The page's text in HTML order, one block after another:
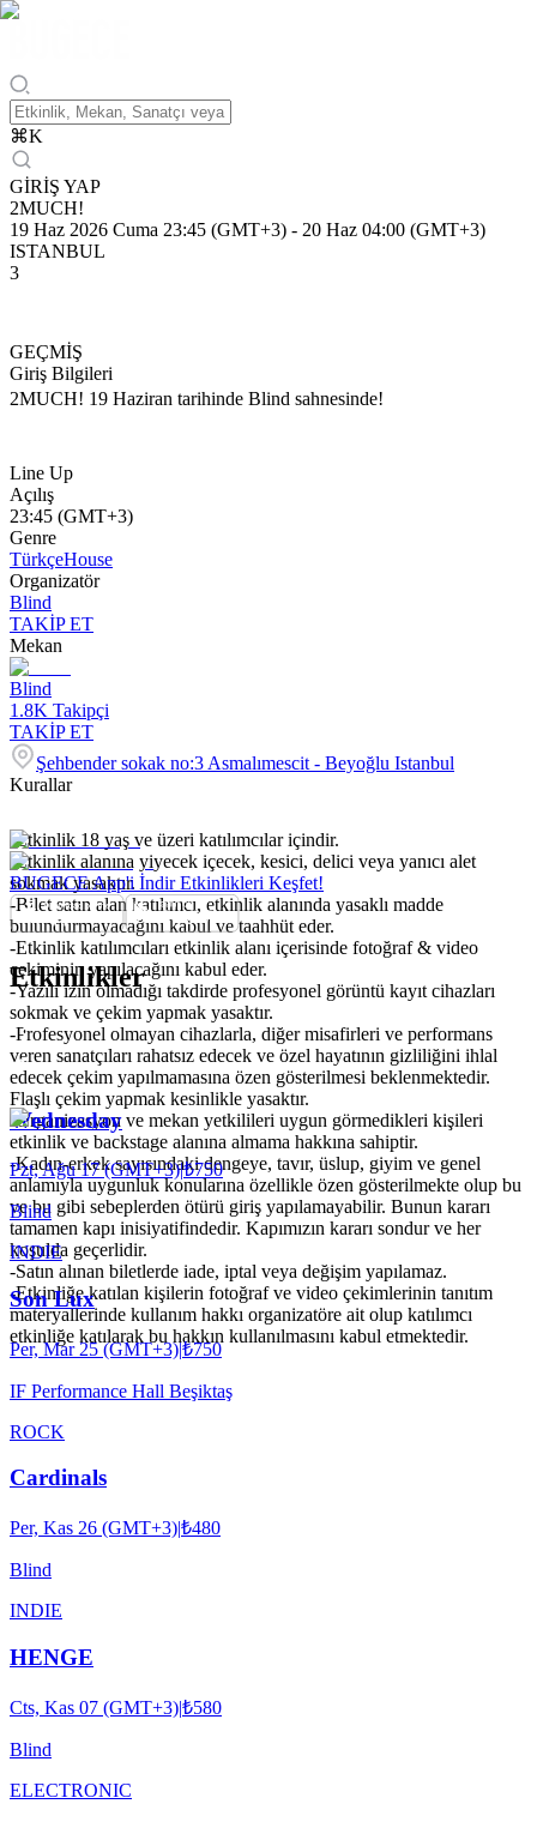
⌘K
GİRİŞ YAP
2MUCH!
19 Haz 2026 Cuma 23:45 (GMT+3) - 20 Haz 04:00 (GMT+3)
ISTANBUL
3
GEÇMİŞ
Giriş Bilgileri
2MUCH! 19 Haziran tarihinde Blind sahnesinde!
Line Up
Açılış
23:45 (GMT+3)
Genre
TürkçeHouse
Organizatör
Blind
TAKİP ET
Mekan
Blind
1.8K Takipçi
TAKİP ET
Şehbender sokak no:3 Asmalımescit - Beyoğlu Istanbul
Kurallar
-Etkinlik 18 yaş ve üzeri katılımcılar içindir.
-Etkinlik alanına yiyecek içecek, kesici, delici veya yanıcı alet
sokmak yasaktır.
-Bilet satın alan katılımcı, etkinlik alanında yasaklı madde
bulundurmayacağını kabul ve taahhüt eder.
-Etkinlik katılımcıları etkinlik alanı içerisinde fotoğraf & video
çekiminin yapılacağını kabul eder.
-Yazılı izin olmadığı takdirde profesyonel görüntü kayıt cihazları
sokmak ve çekim yapmak yasaktır.
-Profesyonel olmayan cihazlarla, diğer misafirleri ve performans
veren sanatçıları rahatsız edecek ve özel hayatının gizliliğini ihlal
edecek çekim yapılmamasına özen gösterilmesi beklenmektedir.
Flaşlı çekim yapmak kesinlikle yasaktır.
-Organizasyon ve mekan yetkilileri uygun görmedikleri kişileri
etkinlik ve backstage alanına almama hakkına sahiptir.
-Kadın-erkek sayısındaki dengeye, tavır, üslup, giyim ve genel
anlamıyla uygunluk konularına özellikle özen gösterilmekte olup bu
ve bu gibi sebeplerden ötürü giriş yapılamayabilir. Bunun kararı
tamamen kapı inisiyatifindedir. Kapımızın kararı sondur ve her
koşulda geçerlidir.
-Satın alınan biletlerde iade, iptal veya değişim yapılamaz.
-Etkinliğe katılan kişilerin fotoğraf ve video çekimlerinin tanıtım
materyallerinde kullanım hakkı organizatöre ait olup katılımcı
etkinliğe katılarak bu hakkın kullanılmasını kabul etmektedir.
BUGECE App'i İndir Etkinlikleri Keşfet!
Etkinlikler
Wednesday
Pzt, Ağu 17 (GMT+3)|₺750
Blind
INDIE
Son Lux
Per, Mar 25 (GMT+3)|₺750
IF Performance Hall Beşiktaş
ROCK
Cardinals
Per, Kas 26 (GMT+3)|₺480
Blind
INDIE
HENGE
Cts, Kas 07 (GMT+3)|₺580
Blind
ELECTRONIC